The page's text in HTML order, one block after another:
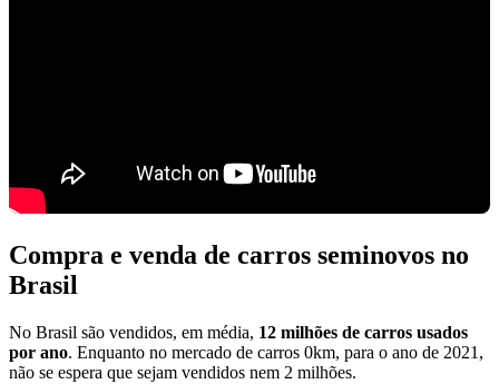
Compra e venda de carros seminovos no
Brasil
No Brasil são vendidos, em média, 12 milhões de carros usados
por ano. Enquanto no mercado de carros 0km, para o ano de 2021,
não se espera que sejam vendidos nem 2 milhões.